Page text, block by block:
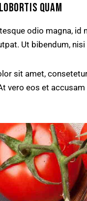
QUAM
odio magna, id
Ut bibendum,
sit amet,
vero eos et